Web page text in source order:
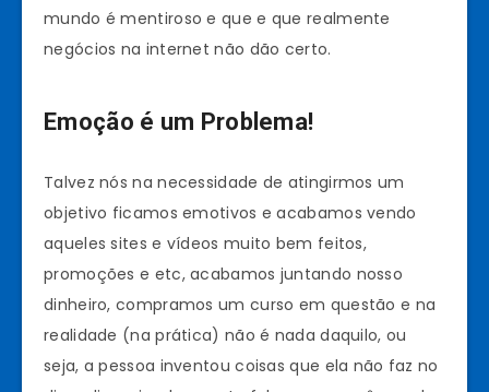
mundo é mentiroso e que e que realmente
negócios na internet não dão certo.
Emoção é um Problema!
Talvez nós na necessidade de atingirmos um
objetivo ficamos emotivos e acabamos vendo
aqueles sites e vídeos muito bem feitos,
promoções e etc, acabamos juntando nosso
dinheiro, compramos um curso em questão e na
realidade (na prática) não é nada daquilo, ou
seja, a pessoa inventou coisas que ela não faz no